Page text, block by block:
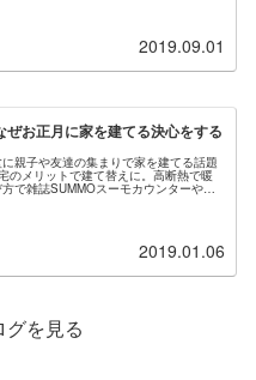
2019.09.01
ぜお正月に家を建てる決心をする
親子や友達の集まりで家を建てる話題
のメリットで建て替えに。高断熱で暖
で雑誌SUMMOスーモカウンターやマ
2019.01.06
を見る